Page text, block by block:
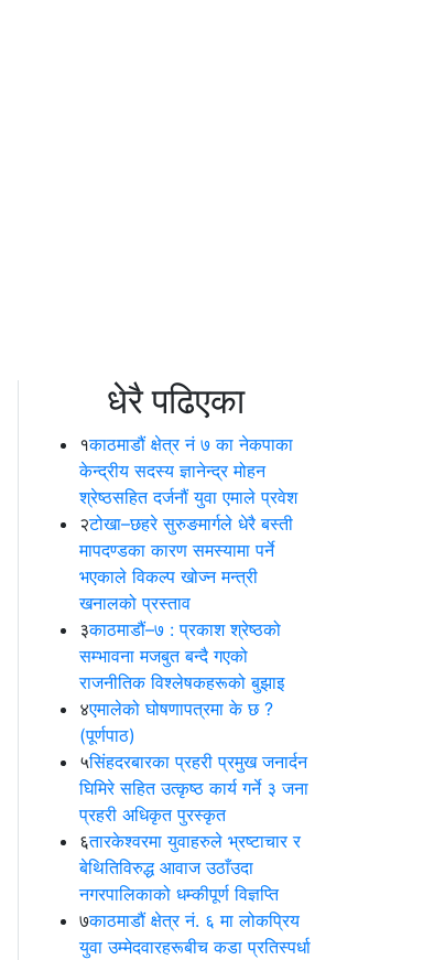
धेरै पढिएका
१काठमाडौं क्षेत्र नं ७ का नेकपाका
केन्द्रीय सदस्य ज्ञानेन्द्र मोहन
श्रेष्ठसहित दर्जनौं युवा एमाले प्रवेश
२टोखा–छहरे सुरुङमार्गले धेरै बस्ती
मापदण्डका कारण समस्यामा पर्ने
भएकाले विकल्प खोज्न मन्त्री
खनालको प्रस्ताव
३काठमाडौं–७ : प्रकाश श्रेष्ठको
सम्भावना मजबुत बन्दै गएको
राजनीतिक विश्लेषकहरूको बुझाइ
४एमालेको घोषणापत्रमा के छ ?
(पूर्णपाठ)
५सिंहदरबारका प्रहरी प्रमुख जनार्दन
घिमिरे सहित उत्कृष्ठ कार्य गर्ने ३ जना
प्रहरी अधिकृत पुरस्कृत
६तारकेश्वरमा युवाहरुले भ्रष्टाचार र
बेथितिविरुद्ध आवाज उठाँउदा
नगरपालिकाको धम्कीपूर्ण विज्ञप्ति
७काठमाडौं क्षेत्र नं. ६ मा लोकप्रिय
युवा उम्मेदवारहरूबीच कडा प्रतिस्पर्धा